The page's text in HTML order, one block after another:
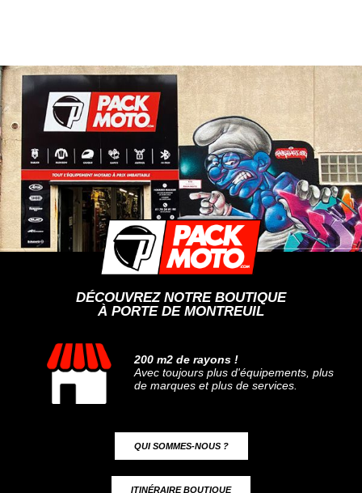
DÉCOUVREZ NOTRE BOUTIQUE
À PORTE DE MONTREUIL
200 m2 de rayons !
Avec toujours plus d'équipements, plus
de marques et plus de services.
QUI SOMMES-NOUS ?
ITINÉRAIRE BOUTIQUE